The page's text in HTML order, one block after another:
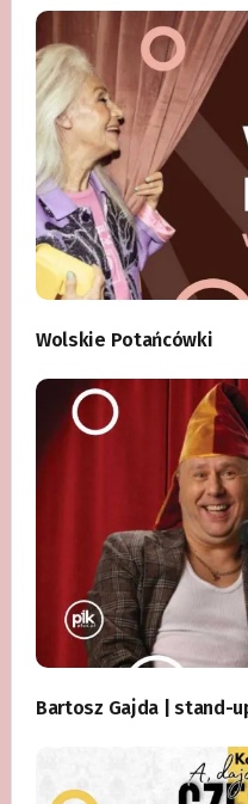
Wolskie Potańcówki
Bartosz Gajda | stand-